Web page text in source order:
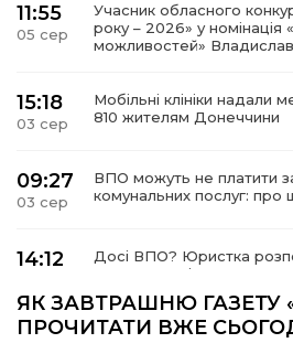
11:55
05 сер
Учасник обласного
року – 2026» у номінація
можливостей»
15:18
03 сер
Мобільні клініки надали
810 жителям Донеччини
09:27
03 сер
ВПО можуть не платити
комунальних послуг: про
14:12
Досі ВПО? Юристка
переселенці втрачають
ЯК ЗАВТРАШНЮ ГАЗЕТУ
ПРОЧИТАТИ ВЖЕ